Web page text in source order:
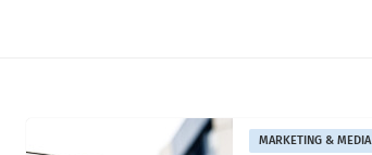
MARKETING & MEDIA